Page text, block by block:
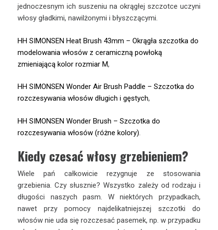
jednoczesnym ich suszeniu na okrągłej szczotce uczyni
włosy gładkimi, nawilżonymi i błyszczącymi.
HH SIMONSEN Heat Brush 43mm – Okrągła szczotka do
modelowania włosów z ceramiczną powłoką
zmieniającą kolor rozmiar M,
HH SIMONSEN Wonder Air Brush Paddle – Szczotka do
rozczesywania włosów długich i gęstych,
HH SIMONSEN Wonder Brush – Szczotka do
rozczesywania włosów (różne kolory).
Kiedy czesać włosy grzebieniem?
Wiele pań całkowicie rezygnuje ze stosowania
grzebienia. Czy słusznie? Wszystko zależy od rodzaju i
długości naszych pasm. W niektórych przypadkach,
nawet przy pomocy najdelikatniejszej szczotki do
włosów nie uda się rozczesać pasemek, np. w przypadku